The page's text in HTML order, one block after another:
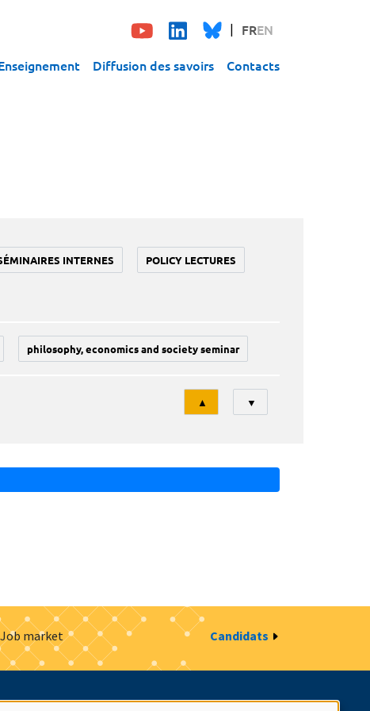
FREN
Diffusion des savoirs Contacts
INTERNES POLICY LECTURES
philosophy, economics and society seminar
Tri
▲ ▼
market Candidats
Gestion des cookies Intranet